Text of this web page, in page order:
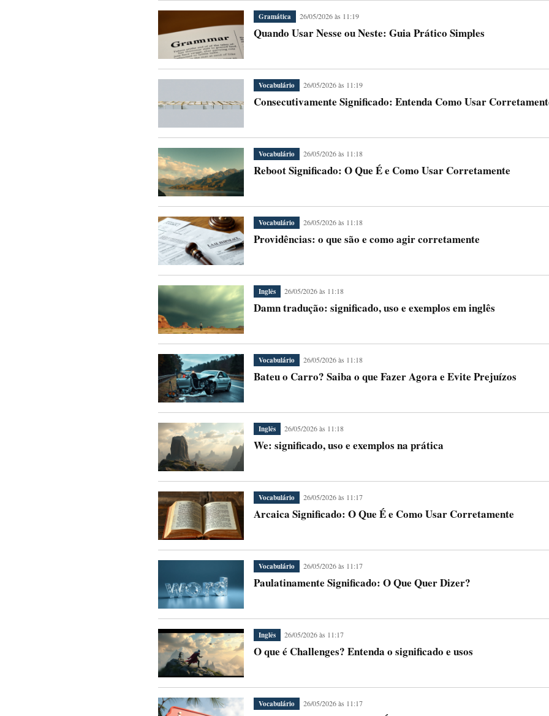
Gramática 26/05/2026 às 11:19
Quando Usar Nesse ou Neste: Guia Prático Simples
Vocabulário 26/05/2026 às 11:19
Consecutivamente Significado: Entenda Como Usar
Vocabulário 26/05/2026 às 11:18
Reboot Significado: O Que É e Como Usar Corretamente
Vocabulário 26/05/2026 às 11:18
Providências: o que são e como agir corretamente
Inglês 26/05/2026 às 11:18
Damn tradução: significado, uso e exemplos em inglês
Vocabulário 26/05/2026 às 11:18
Bateu o Carro? Saiba o que Fazer Agora e Evite Prejuízos
Inglês 26/05/2026 às 11:18
We: significado, uso e exemplos na prática
Vocabulário 26/05/2026 às 11:17
Arcaica Significado: O Que É e Como Usar Corretamente
Vocabulário 26/05/2026 às 11:17
Paulatinamente Significado: O Que Quer Dizer?
Inglês 26/05/2026 às 11:17
O que é Challenges? Entenda o significado e usos
Vocabulário 26/05/2026 às 11:17